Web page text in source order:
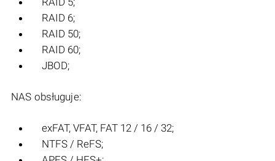
RAID 6;
RAID 50;
RAID 60;
JBOD;
NAS obsługuje:
exFAT, VFAT, FAT 12 / 16 / 32;
NTFS / ReFS;